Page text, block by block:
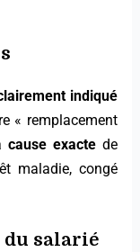
indiqué
« remplacement
cause exactede
maladie, congé
salarié